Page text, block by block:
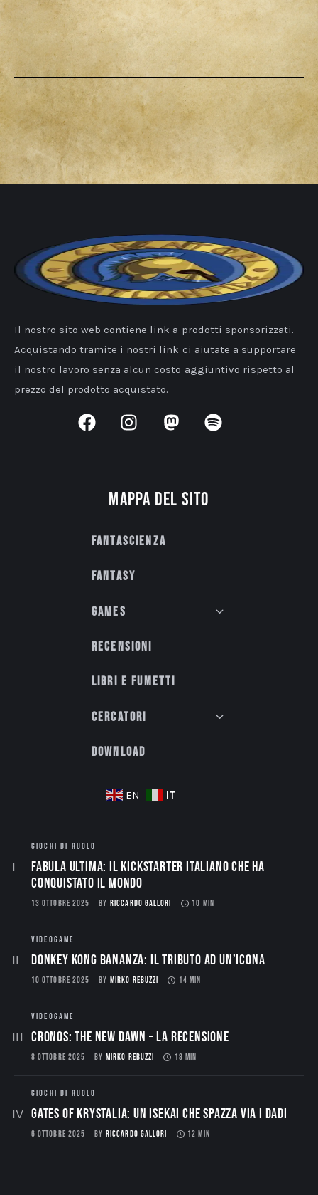
Il nostro sito web contiene link a prodotti sponsorizzati.
Acquistando tramite i nostri link ci aiutate a supportare
il nostro lavoro senza alcun costo aggiuntivo rispetto al
prezzo del prodotto acquistato.
Mappa del sito
Fantascienza
Fantasy
Games
Recensioni
Libri e fumetti
Cercatori
Download
EN IT
GIOCHI DI RUOLO
Fabula Ultima: il Kickstarter italiano che ha
conquistato il mondo
13 OTTOBRE 2025 BY RICCARDO GALLORI 10 MIN
VIDEOGAME
Donkey Kong Bananza: Il Tributo ad un’Icona
10 OTTOBRE 2025 BY MIRKO REBUZZI 14 MIN
VIDEOGAME
CRONOS: THE NEW DAWN – La Recensione
8 OTTOBRE 2025 BY MIRKO REBUZZI 18 MIN
GIOCHI DI RUOLO
Gates of Krystalia: Un Isekai che spazza via i dadi
6 OTTOBRE 2025 BY RICCARDO GALLORI 12 MIN